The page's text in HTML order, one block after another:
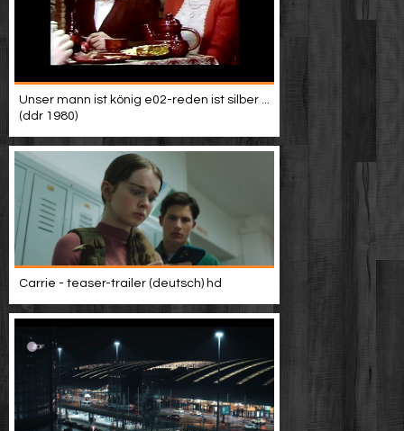
Unser mann ist könig e02-reden ist silber ...
(ddr 1980)
Carrie - teaser-trailer (deutsch) hd